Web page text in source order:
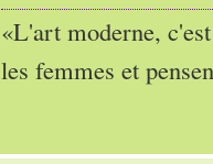
«L'art moderne,
les femmes et